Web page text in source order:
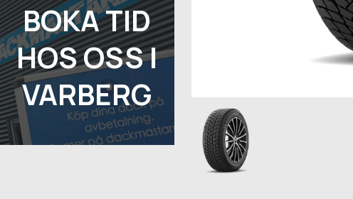
BOKA TID
HOS OSS I
VARBERG